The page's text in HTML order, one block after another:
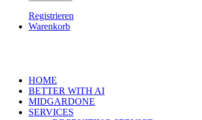
Registrieren
Warenkorb
HOME
BETTER WITH AI
MIDGARDONE
SERVICES